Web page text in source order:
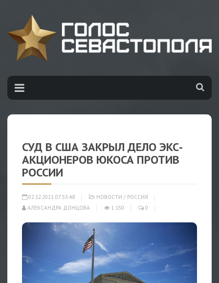
СУД В США ЗАКРЫЛ ДЕЛО ЭКС-
АКЦИОНЕРОВ ЮКОСА ПРОТИВ
РОССИИ
02.12.2021 07:53:48 НОВОСТИ / РОССИЯ
АЛЕКСАНДРА ДОНЦОВА
1 150 0